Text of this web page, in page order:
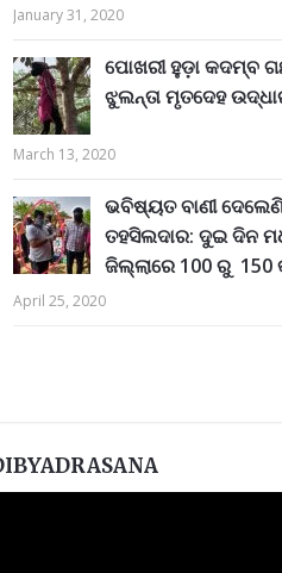
January 31, 2020
ପୋଖରୀ ହୁଡ଼ା କଦମ୍ବ
ଝୁଲନ୍ତା ମୃତଦେହ
March 13, 2020
ଭବିଷ୍ୟତ ବାଣୀ ଦେଲେଣି
ତହସିଲଦାର: ଦୁଇ ଦିନ
ଜିଲ୍ଲାରେ 100 ରୁ 150
April 25, 2020